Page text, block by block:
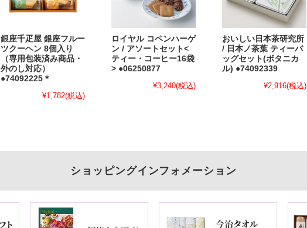
銀座千疋屋 銀座フルー
ツクーヘン 8個入り
（専用包装済み商品・
外のし対応）
●74092225＊
¥1,782(税込)
ロイヤル コペンハーゲ
ン / アソートセット<
ティー・コーヒー16袋
> ●06250877
¥3,240(税込)
おいしい日本茶研究所
/ 日本ノ茶葉 ティーバ
ッグセット(ボタニカ
ル) ●74092339
¥2,916(税込)
ショッピングインフォメーション